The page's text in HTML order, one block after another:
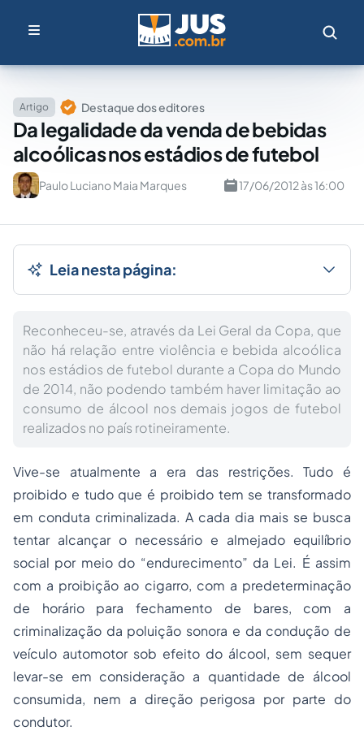
Artigo Destaque dos editores
Da legalidade da venda de bebidas
alcoólicas nos estádios de futebol
Paulo Luciano Maia Marques 17/06/2012 às 16:00
Leia nesta página:
Reconheceu-se, através da Lei Geral da Copa, que
não há relação entre violência e bebida alcoólica
nos estádios de futebol durante a Copa do Mundo
de 2014, não podendo também haver limitação ao
consumo de álcool nos demais jogos de futebol
realizados no país rotineiramente.
Vive-se atualmente a era das restrições. Tudo é
proibido e tudo que é proibido tem se transformado
em conduta criminalizada. A cada dia mais se busca
tentar alcançar o necessário e almejado equilíbrio
social por meio do “endurecimento” da Lei. É assim
com a proibição ao cigarro, com a predeterminação
de horário para fechamento de bares, com a
criminalização da poluição sonora e da condução de
veículo automotor sob efeito do álcool, sem sequer
levar-se em consideração a quantidade de álcool
consumida, nem a direção perigosa por parte do
condutor.